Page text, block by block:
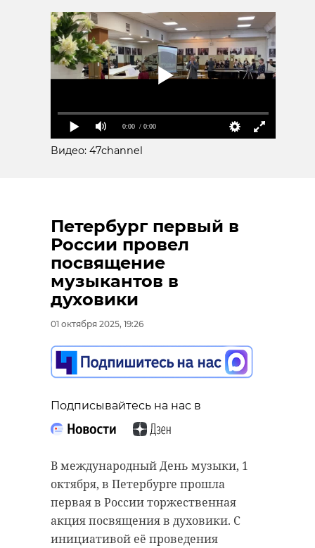
0:00 / 0:00
Видео: 47channel
Петербург первый в
России провел
посвящение
музыкантов в
духовики
01 октября 2025, 19:26
Подписывайтесь на нас в
В международный День музыки, 1
октября, в Петербурге прошла
первая в России торжественная
акция посвящения в духовики. С
инициативой её проведения